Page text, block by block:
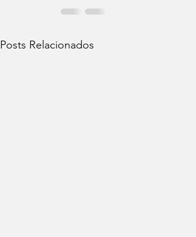
Posts Relacionados